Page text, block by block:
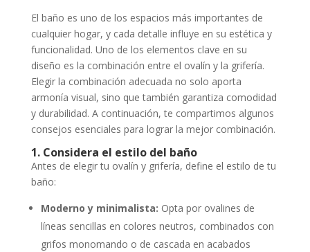
El baño es uno de los espacios más importantes de
cualquier hogar, y cada detalle influye en su estética y
funcionalidad. Uno de los elementos clave en su
diseño es la combinación entre el ovalín y la grifería.
Elegir la combinación adecuada no solo aporta
armonía visual, sino que también garantiza comodidad
y durabilidad. A continuación, te compartimos algunos
consejos esenciales para lograr la mejor combinación.
1. Considera el estilo del baño
Antes de elegir tu ovalín y grifería, define el estilo de tu
baño:
Moderno y minimalista: Opta por ovalines de
líneas sencillas en colores neutros, combinados con
grifos monomando o de cascada en acabados